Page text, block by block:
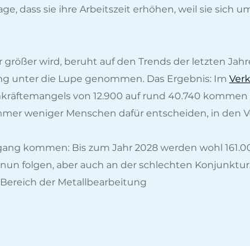
dass sie ihre Arbeitszeit erhöhen, weil sie sich
wird, beruht auf den Trends der letzten
unter die Lupe genommen. Das Ergebnis: Im
von 12.900 auf rund 40.740
weniger Menschen dafür entscheiden, in den
kommen: Bis zum Jahr 2028 werden wohl
folgen, aber auch an der schlechten
der Metallbearbeitung